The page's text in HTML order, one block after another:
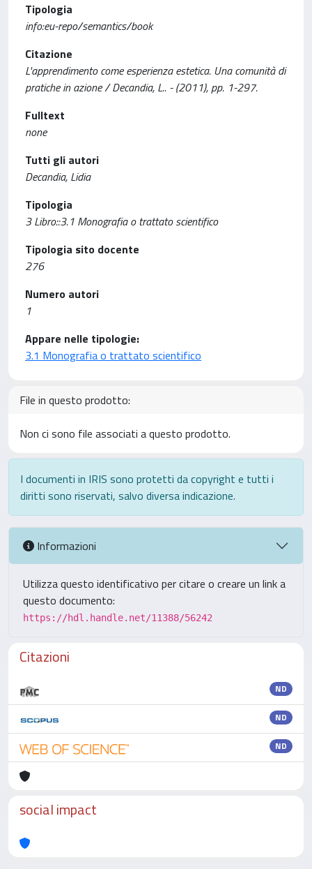
Tipologia
info:eu-repo/semantics/book
Citazione
L'apprendimento come esperienza estetica. Una comunità di
pratiche in azione / Decandia, L.. - (2011), pp. 1-297.
Fulltext
none
Tutti gli autori
Decandia, Lidia
Tipologia
3 Libro::3.1 Monografia o trattato scientifico
Tipologia sito docente
276
Numero autori
1
Appare nelle tipologie:
3.1 Monografia o trattato scientifico
File in questo prodotto:
Non ci sono file associati a questo prodotto.
I documenti in IRIS sono protetti da copyright e tutti i
diritti sono riservati, salvo diversa indicazione.
Informazioni
Utilizza questo identificativo per citare o creare un link a
questo documento:
https://hdl.handle.net/11388/56242
Citazioni
ND
ND
ND
social impact